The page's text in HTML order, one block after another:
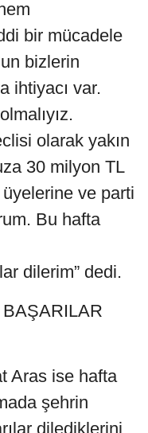
bir mücadele
bizlerin
ihtiyacı var.
olarak yakın
30 milyon TL
ve parti
Bu hafta
dilerim” dedi.
Aras ise hafta
şehrin
dilediklerini